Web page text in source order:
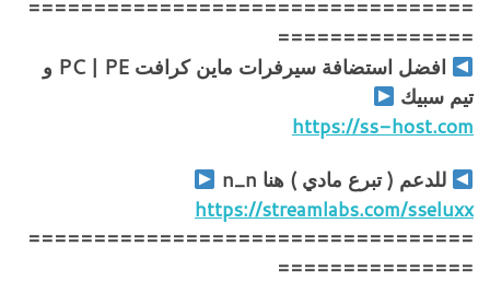
==================================
===============
افضل استضافة سيرفرات ماين كرافت PC | PE و
تيم سبيك
https://ss-host.com
للدعم ( تبرع مادي ) هنا n_n
https://streamlabs.com/sseluxx
==================================
===============